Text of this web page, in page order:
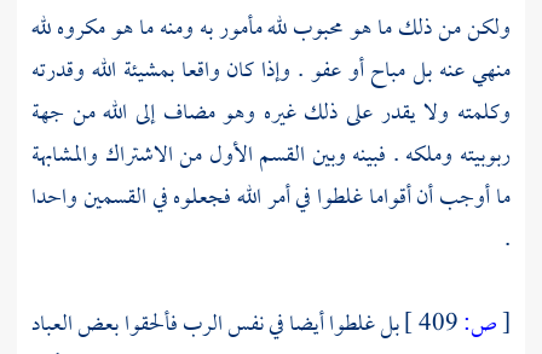
ولكن من ذلك ما هو محبوب لله مأمور به ومنه ما هو مكروه لله
منهي عنه بل مباح أو عفو . وإذا كان واقعا بمشيئة الله وقدرته
وكلمته ولا يقدر على ذلك غيره وهو مضاف إلى الله من جهة
ربوبيته وملكه . فبينه وبين القسم الأول من الاشتراك والمشابهة
ما أوجب أن أقواما غلطوا في أمر الله فجعلوه في القسمين واحدا
.
[ص:
بل غلطوا أيضا في نفس الرب فألحقوا بعض العباد